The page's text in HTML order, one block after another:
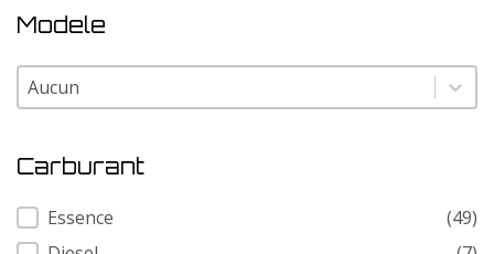
Modele
Modele
Modele
Carburant
Carburant
Essence
(49)